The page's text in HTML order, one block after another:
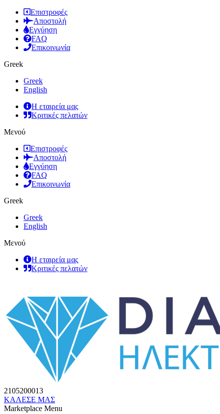
Επιστροφές
Αποστολή
Εγγύηση
FAQ
Επικοινωνία
Greek
Greek
English
Η εταιρεία μας
Κριτικές πελατών
Μενού
Επιστροφές
Αποστολή
Εγγύηση
FAQ
Επικοινωνία
Greek
Greek
English
Μενού
Η εταιρεία μας
Κριτικές πελατών
2105200013
ΚΑΛΕΣΕ ΜΑΣ
Marketplace Menu